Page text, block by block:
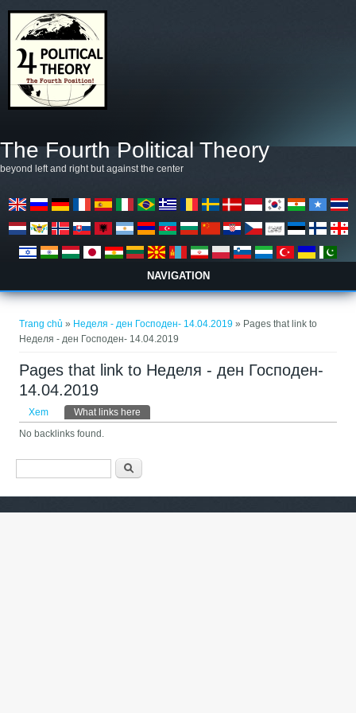
The Fourth Political Theory
beyond left and right but against the center
NAVIGATION
Trang chủ » Неделя - ден Господен- 14.04.2019 » Pages that link to
Неделя - ден Господен- 14.04.2019
Pages that link to Неделя - ден Господен-
14.04.2019
Tab chính
Xem What links here
No backlinks found.
Biểu mẫu tìm kiếm